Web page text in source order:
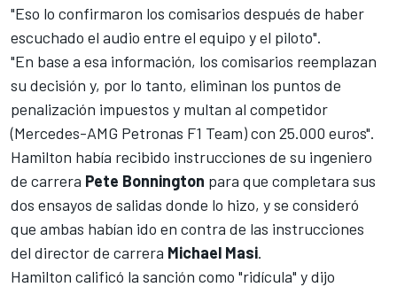
"Eso lo confirmaron los comisarios después de haber
escuchado el audio entre el equipo y el piloto".
"En base a esa información, los comisarios reemplazan
su decisión y, por lo tanto, eliminan los puntos de
penalización impuestos y multan al competidor
(Mercedes-AMG Petronas F1 Team) con 25.000 euros".
Hamilton había recibido instrucciones de su ingeniero
de carrera Pete Bonnington para que completara sus
dos ensayos de salidas donde lo hizo, y se consideró
que ambas habían ido en contra de las instrucciones
del director de carrera Michael Masi.
Hamilton calificó la sanción como "ridícula" y dijo